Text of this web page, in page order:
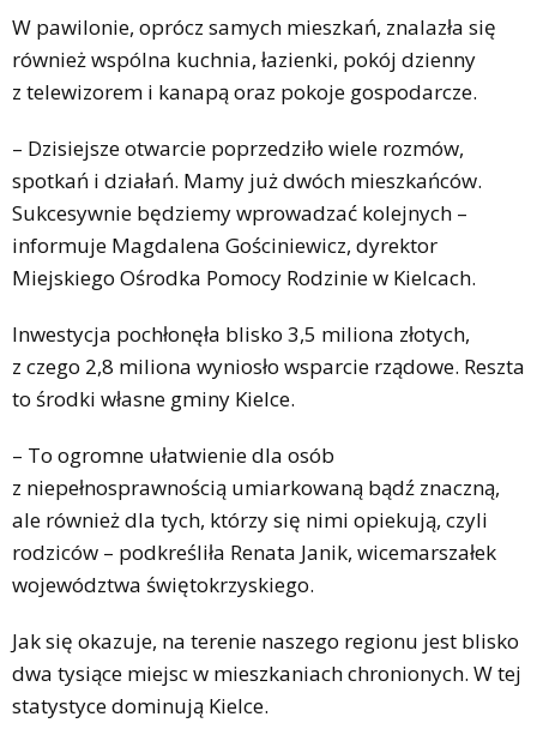
W pawilonie, oprócz samych mieszkań, znalazła się
również wspólna kuchnia, łazienki, pokój dzienny
z telewizorem i kanapą oraz pokoje gospodarcze.
– Dzisiejsze otwarcie poprzedziło wiele rozmów,
spotkań i działań. Mamy już dwóch mieszkańców.
Sukcesywnie będziemy wprowadzać kolejnych –
informuje Magdalena Gościniewicz, dyrektor
Miejskiego Ośrodka Pomocy Rodzinie w Kielcach.
Inwestycja pochłonęła blisko 3,5 miliona złotych,
z czego 2,8 miliona wyniosło wsparcie rządowe. Reszta
to środki własne gminy Kielce.
– To ogromne ułatwienie dla osób
z niepełnosprawnością umiarkowaną bądź znaczną,
ale również dla tych, którzy się nimi opiekują, czyli
rodziców – podkreśliła Renata Janik, wicemarszałek
województwa świętokrzyskiego.
Jak się okazuje, na terenie naszego regionu jest blisko
dwa tysiące miejsc w mieszkaniach chronionych. W tej
statystyce dominują Kielce.